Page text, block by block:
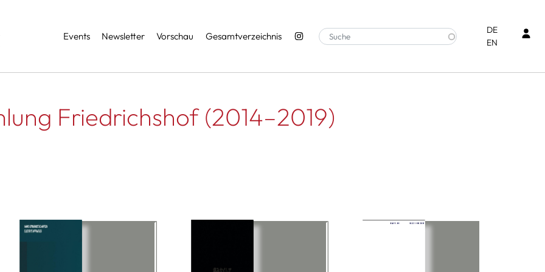
Services
Events Newsletter Vorschau Gesamtverzeichnis
DE
EN
Friedrichshof (2014–2019)